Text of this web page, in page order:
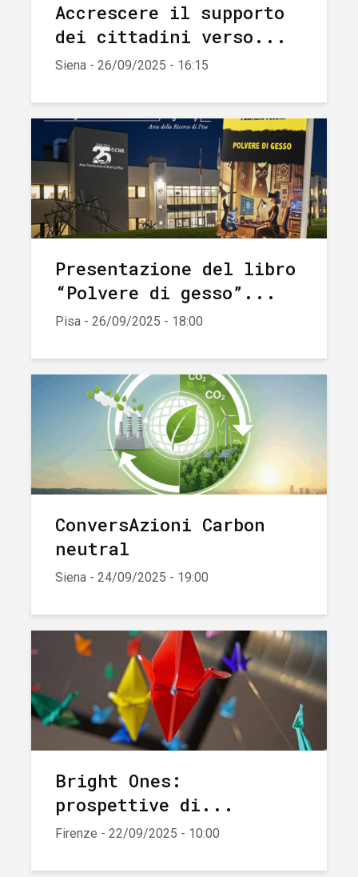
Accrescere il supporto
dei cittadini verso...
Siena - 26/09/2025 - 16:15
Presentazione del libro
“Polvere di gesso”...
Pisa - 26/09/2025 - 18:00
ConversAzioni Carbon
neutral
Siena - 24/09/2025 - 19:00
Bright Ones:
prospettive di...
Firenze - 22/09/2025 - 10:00